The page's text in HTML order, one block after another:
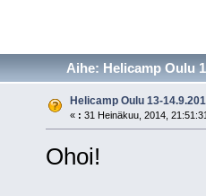
Aihe: Helicamp Oulu
Helicamp Oulu 13-
« : 31 Heinäkuu, 2014,
Ohoi!